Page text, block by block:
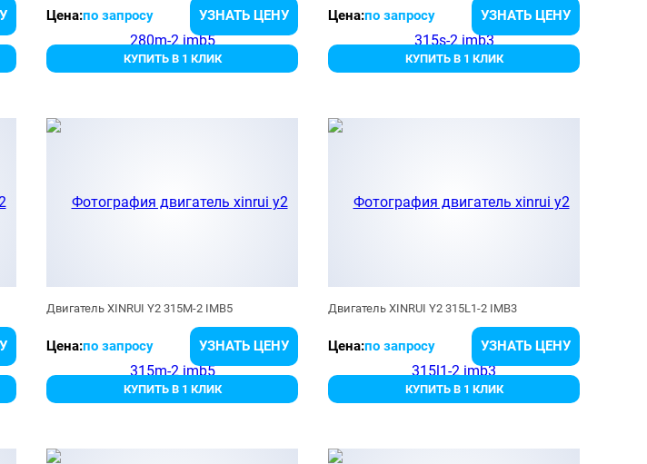
Цена:по запросу УЗНАТЬ ЦЕНУ
КУПИТЬ В 1 КЛИК
Цена:по запросу УЗНАТЬ ЦЕНУ
КУПИТЬ В 1 КЛИК
Двигатель XINRUI Y2 315M-2 IMB5
Цена:по запросу УЗНАТЬ ЦЕНУ
КУПИТЬ В 1 КЛИК
Двигатель XINRUI Y2 315L1-2 IMB3
Цена:по запросу УЗНАТЬ ЦЕНУ
КУПИТЬ В 1 КЛИК